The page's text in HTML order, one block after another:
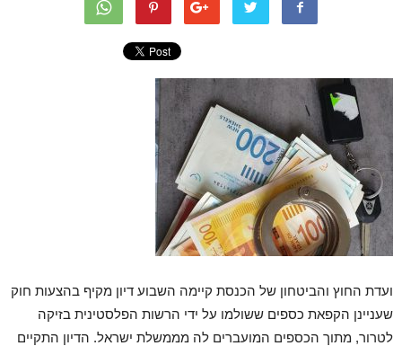
ועדת החוץ והביטחון של הכנסת קיימה השבוע דיון מקיף בהצעות חוק
שעניינן הקפאת כספים ששולמו על ידי הרשות הפלסטינית בזיקה
לטרור, מתוך הכספים המועברים לה מממשלת ישראל. הדיון התקיים